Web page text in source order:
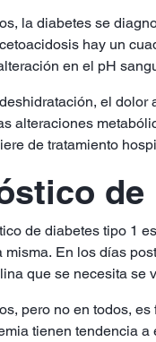
la diabetes se
hay un
en el pH
el
alteraciones
de tratamiento
de diabetes tipo 1
misma. En los días
que se necesita se
pero no en todos,
tienen tendencia